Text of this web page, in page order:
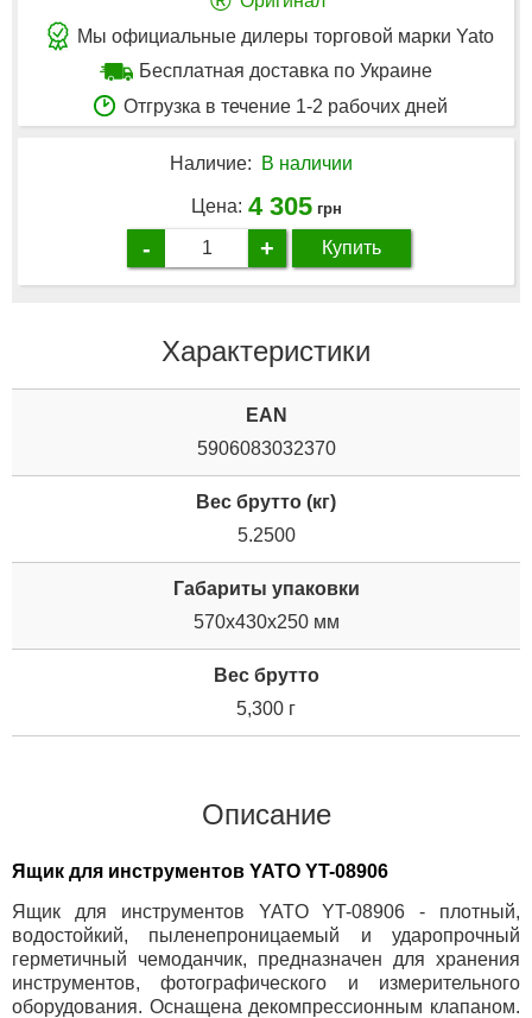
Мы официальные дилеры торговой марки Yato
Бесплатная доставка по Украине
Отгрузка в течение 1-2 рабочих дней
Наличие: В наличии
Цена: 4 305 грн
- + Купить
Характеристики
EAN
5906083032370
Вес брутто (кг)
5.2500
Габариты упаковки
570x430x250 мм
Вес брутто
5,300 г
Описание
Ящик для инструментов YATO YT-08906
Ящик для инструментов YATO YT-08906 - плотный,
водостойкий, пыленепроницаемый и ударопрочный
герметичный чемоданчик, предназначен для хранения
инструментов, фотографического и измерительного
оборудования. Оснащена декомпрессионным клапаном.